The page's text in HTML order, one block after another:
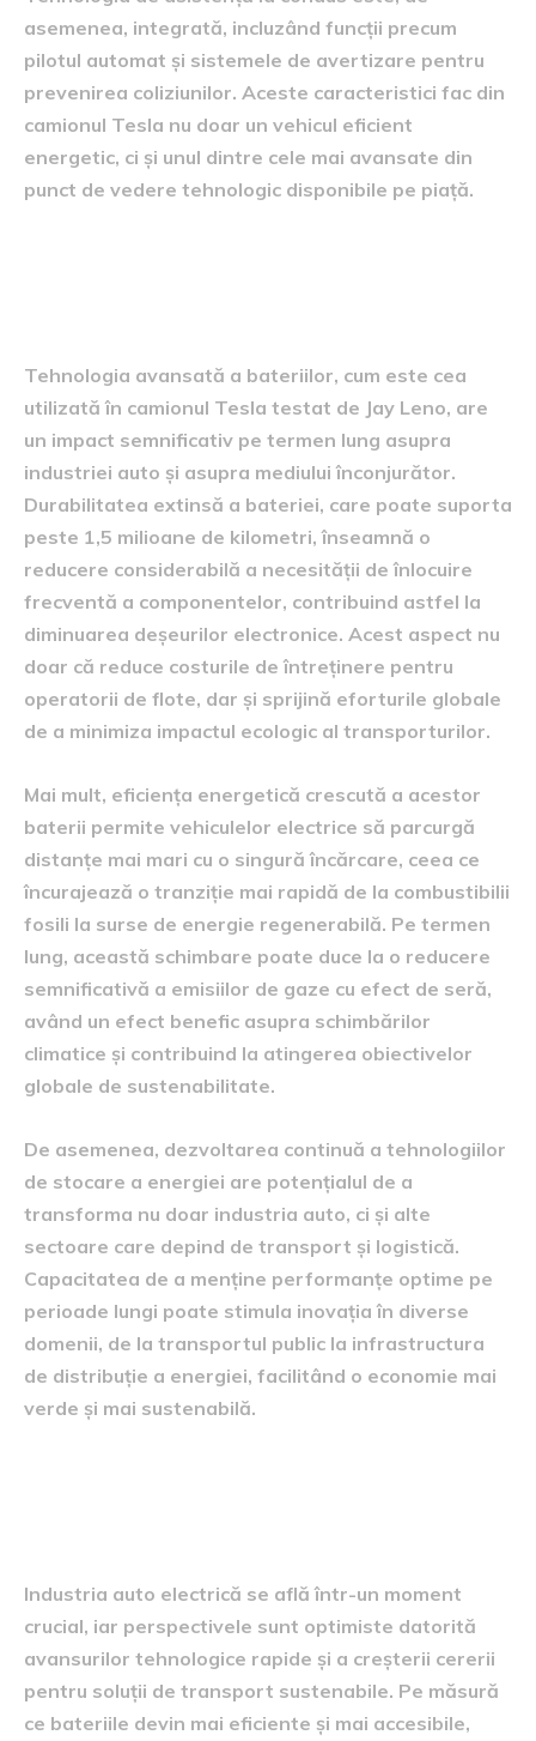
asemenea, integrată, incluzând funcții precum
pilotul automat și sistemele de avertizare pentru
prevenirea coliziunilor. Aceste caracteristici fac din
camionul Tesla nu doar un vehicul eficient
energetic, ci și unul dintre cele mai avansate din
punct de vedere tehnologic disponibile pe piață.
Tehnologia avansată a bateriilor, cum este cea
utilizată în camionul Tesla testat de Jay Leno, are
un impact semnificativ pe termen lung asupra
industriei auto și asupra mediului înconjurător.
Durabilitatea extinsă a bateriei, care poate suporta
peste 1,5 milioane de kilometri, înseamnă o
reducere considerabilă a necesității de înlocuire
frecventă a componentelor, contribuind astfel la
diminuarea deșeurilor electronice. Acest aspect nu
doar că reduce costurile de întreținere pentru
operatorii de flote, dar și sprijină eforturile globale
de a minimiza impactul ecologic al transporturilor.
Mai mult, eficiența energetică crescută a acestor
baterii permite vehiculelor electrice să parcurgă
distanțe mai mari cu o singură încărcare, ceea ce
încurajează o tranziție mai rapidă de la combustibilii
fosili la surse de energie regenerabilă. Pe termen
lung, această schimbare poate duce la o reducere
semnificativă a emisiilor de gaze cu efect de seră,
având un efect benefic asupra schimbărilor
climatice și contribuind la atingerea obiectivelor
globale de sustenabilitate.
De asemenea, dezvoltarea continuă a tehnologiilor
de stocare a energiei are potențialul de a
transforma nu doar industria auto, ci și alte
sectoare care depind de transport și logistică.
Capacitatea de a menține performanțe optime pe
perioade lungi poate stimula inovația în diverse
domenii, de la transportul public la infrastructura
de distribuție a energiei, facilitând o economie mai
verde și mai sustenabilă.
Industria auto electrică se află într-un moment
crucial, iar perspectivele sunt optimiste datorită
avansurilor tehnologice rapide și a creșterii cererii
pentru soluții de transport sustenabile. Pe măsură
ce bateriile devin mai eficiente și mai accesibile,